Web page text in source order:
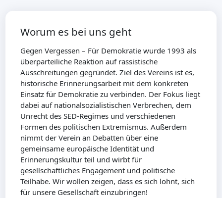
Worum es bei uns geht
Gegen Vergessen – Für Demokratie wurde 1993 als
überparteiliche Reaktion auf rassistische
Ausschreitungen gegründet. Ziel des Vereins ist es,
historische Erinnerungsarbeit mit dem konkreten
Einsatz für Demokratie zu verbinden. Der Fokus liegt
dabei auf nationalsozialistischen Verbrechen, dem
Unrecht des SED-Regimes und verschiedenen
Formen des politischen Extremismus. Außerdem
nimmt der Verein an Debatten über eine
gemeinsame europäische Identität und
Erinnerungskultur teil und wirbt für
gesellschaftliches Engagement und politische
Teilhabe. Wir wollen zeigen, dass es sich lohnt, sich
für unsere Gesellschaft einzubringen!